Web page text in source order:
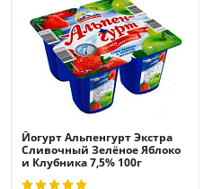
Йогурт Альпенгурт Экстра
Сливочный Зелёное Яблоко
и Клубника 7,5% 100г